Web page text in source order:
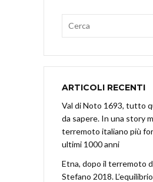
ARTICOLI RECENTI
Val di Noto 1693, tutto
da sapere. In una story
terremoto italiano più
ultimi 1000 anni
Etna, dopo il terremoto
Stefano 2018.